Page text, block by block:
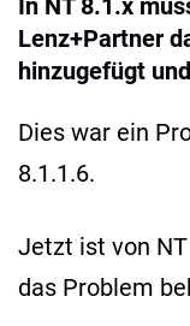
In NT 8.1.x
Lenz+Partner
hinzugefügt
Dies war ein
8.1.1.6.
Jetzt ist von
das Problem